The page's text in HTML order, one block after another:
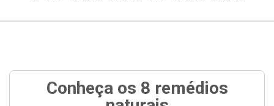
Conheça os 8 remédios